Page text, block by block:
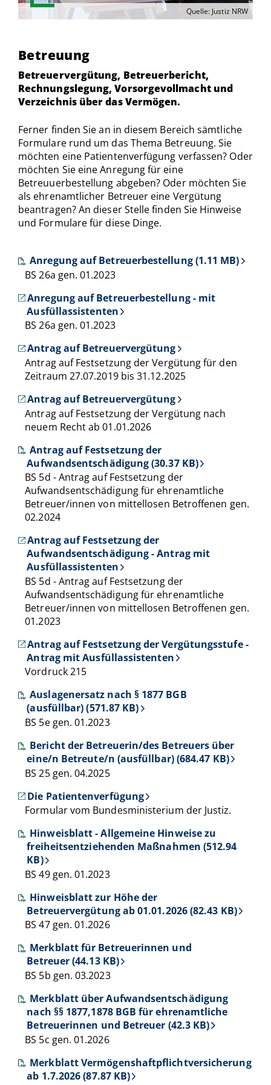
Quelle: Justiz NRW
Betreuung
Betreuervergütung, Betreuerbericht,
Rechnungslegung, Vorsorgevollmacht und
Verzeichnis über das Vermögen.
Ferner finden Sie an in diesem Bereich sämtliche
Formulare rund um das Thema Betreuung. Sie
möchten eine Patientenverfügung verfassen? Oder
möchten Sie eine Anregung für eine
Betreuuerbestellung abgeben? Oder möchten Sie
als ehrenamtlicher Betreuer eine Vergütung
beantragen? An dieser Stelle finden Sie Hinweise
und Formulare für diese Dinge.
Anregung auf Betreuerbestellung (1.11 MB)
BS 26a gen. 01.2023
Anregung auf Betreuerbestellung - mit
Ausfüllassistenten
BS 26a gen. 01.2023
Antrag auf Betreuervergütung
Antrag auf Festsetzung der Vergütung für den
Zeitraum 27.07.2019 bis 31.12.2025
Antrag auf Betreuervergütung
Antrag auf Festsetzung der Vergütung nach
neuem Recht ab 01.01.2026
Antrag auf Festsetzung der
Aufwandsentschädigung (30.37 KB)
BS 5d - Antrag auf Festsetzung der
Aufwandsentschädigung für ehrenamtliche
Betreuer/innen von mittellosen Betroffenen gen.
02.2024
Antrag auf Festsetzung der
Aufwandsentschädigung - Antrag mit
Ausfüllassistenten
BS 5d - Antrag auf Festsetzung der
Aufwandsentschädigung für ehrenamtliche
Betreuer/innen von mittellosen Betroffenen gen.
01.2023
Antrag auf Festsetzung der Vergütungsstufe -
Antrag mit Ausfüllassistenten
Vordruck 215
Auslagenersatz nach § 1877 BGB
(ausfüllbar) (571.87 KB)
BS 5e gen. 01.2023
Bericht der Betreuerin/des Betreuers über
eine/n Betreute/n (ausfüllbar) (684.47 KB)
BS 25 gen. 04.2025
Die Patientenverfügung
Formular vom Bundesministerium der Justiz.
Hinweisblatt - Allgemeine Hinweise zu
freiheitsentziehenden Maßnahmen (512.94
KB)
BS 49 gen. 01.2023
Hinweisblatt zur Höhe der
Betreuervergütung ab 01.01.2026 (82.43 KB)
BS 47 gen. 01.2026
Merkblatt für Betreuerinnen und
Betreuer (44.13 KB)
BS 5b gen. 03.2023
Merkblatt über Aufwandsentschädigung
nach §§ 1877,1878 BGB für ehrenamtliche
Betreuerinnen und Betreuer (42.3 KB)
BS 5c gen. 01.2026
Merkblatt Vermögenshaftpflichtversicherung
ab 1.7.2026 (87.87 KB)